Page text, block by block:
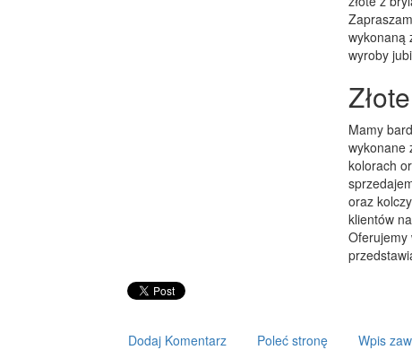
wykonaną
wyroby
Mamy
wykonane
kolorach
oraz
klientów
Oferujemy
Dodaj Komentarz Poleć stronę Wpis